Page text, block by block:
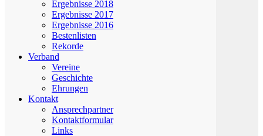
Ergebnisse 2018
Ergebnisse 2017
Ergebnisse 2016
Bestenlisten
Rekorde
Verband
Vereine
Geschichte
Ehrungen
Kontakt
Ansprechpartner
Kontaktformular
Links